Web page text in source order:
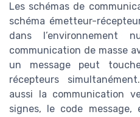
Les schémas de
schéma émetteur-
dans l’environnement
communication de masse
un message peut
récepteurs
aussi la communication
signes, le code